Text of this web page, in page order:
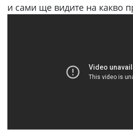
и сами ще видите на какво